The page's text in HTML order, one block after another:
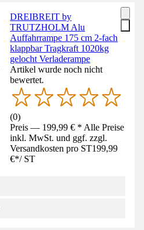
DREIBREIT by
TRUTZHOLM Alu
Auffahrrampe 175 cm 2-fach
klappbar Tragkraft 1020kg
gelocht Verladerampe
Artikel wurde noch nicht
bewertet.
(0)
Preis — 199,99 € * Alle Preise
inkl. MwSt. und ggf. zzgl.
Versandkosten pro ST199,99
€*/ ST